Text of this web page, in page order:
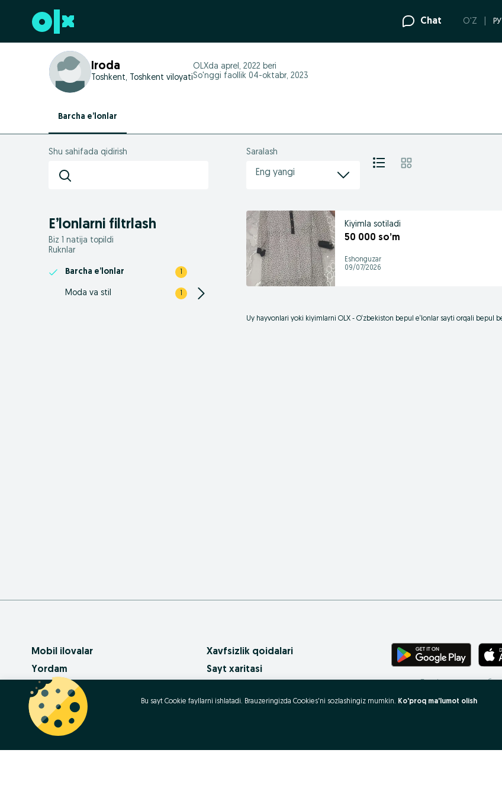
Futerga oʻtish Chat O'Z РУ
Iroda
Toshkent, Toshkent viloyati
OLXda aprel, 2022 beri
So'nggi faollik 04-oktabr, 2023
Barcha e’lonlar
Shu sahifada qidirish
E’lonlarni filtrlash
Biz 1 natija topildi
Ruknlar
Barcha e’lonlar 1
Moda va stil 1
Saralash
Eng yangi
Kiyimla sotiladi
50 000 so’m
Eshonguzar
09/07/2026
Uy hayvonlari yoki kiyimlarni OLX - O‘zbekiston bepul e‘lonlar sayti orqali
Mobil ilovalar
Yordam
Pullik xizmatlar
OLX da biznes
Foydalanish shartlari
Xavfsizlik qoidalari
Sayt xaritasi
Biznes-sahifa xaritasi
Bu sayt Cookie fayllarni ishlatadi. Brauzeringizda Cookies'ni sozlashingiz mumkin. Ko'proq ma'lumot olish